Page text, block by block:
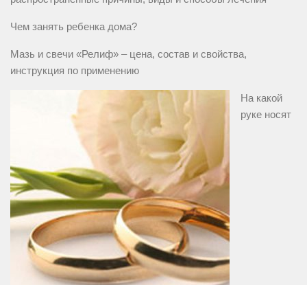
Чем занять ребенка дома?
Мазь и свечи «Релиф» – цена, состав и свойства,
инструкция по применению
На какой
руке носят